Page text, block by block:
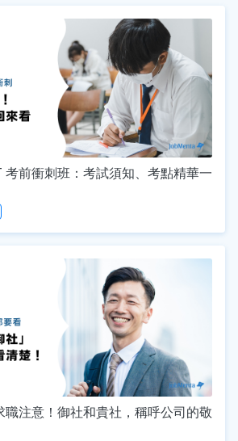
前衝刺班：考試須知、考點精華一
職注意！御社和貴社，稱呼公司的敬